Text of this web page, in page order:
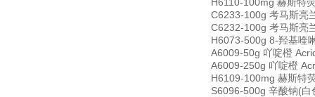
C6233-100g 考马斯亮
C6232-100g 考马斯亮
H6073-500g 8-羟基喹
A6009-50g 吖啶橙
A6009-250g 吖啶橙
H6109-100mg 赫斯特
S6096-500g 辛酸钠(